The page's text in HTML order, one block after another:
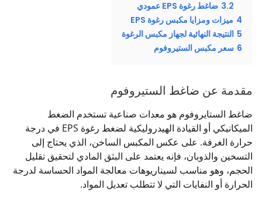
3.2 ضاغط رغوة EPS عمودي
4 ميزات ومزايا مكبس رغوة EPS
5 النتيجة النهائية لجهاز مكبس الرغوة
6 سعر مكبس الستيروفوم
مقدمة عن ضاغط الستيروفوم
ضاغط الستايروفوم هو معدات صناعية تستخدم الضغط
الميكانيكي أو القيادة الهيدروليكية لضغط رغوة EPS في درجة
حرارة الغرفة. على عكس المكبس الساخن، الذي يحتاج إلى
التسخين والذوبان، فإنه يعتمد على البثق المادي لتحقيق تقليل
الحجم، وهو مناسب لسيناريوهات معالجة المواد الحساسة لدرجة
الحرارة أو النفايات التي لا تتطلب تعديل المواد.